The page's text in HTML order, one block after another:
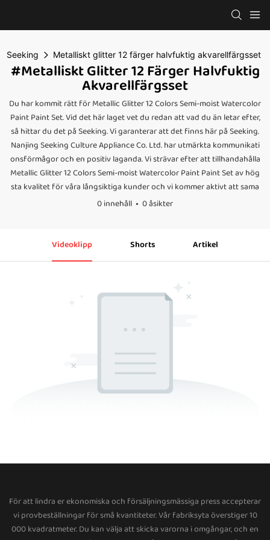
Seeking Metalliskt glitter 12 färger halvfuktig akvarellfärgsset
#Metalliskt Glitter 12 Färger Halvfuktig
Akvarellfärgsset
Du har kommit rätt för Metallic Glitter 12 Colors Semi-moist Watercolor
Paint Paint Set. Vid det här laget vet du redan att vad du än letar efter,
så hittar du det på Seeking. Vi garanterar att det finns här på Seeking.
Nanjing Seeking Culture Appliance Co. Ltd. har utmärkta kommunikati
onsförmågor och en positiv laganda. Vi strävar efter att tillhandahålla
Metallic Glitter 12 Colors Semi-moist Watercolor Paint Paint Set av hög
sta kvalitet för våra långsiktiga kunder och vi kommer aktivt att sama
0 innehåll
0 åsikter
Videoklipp Shorts Artikel
För att lindra er ekonomiska och försäljningsmässiga press accepterar
vi provbeställningar för små kvantiteter. Vår fabriksyta överstiger 10
000 kvadratmeter. Du kan välja att skicka varorna i omgångar, och en